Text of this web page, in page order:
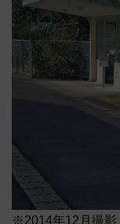
※2014年12月撮影